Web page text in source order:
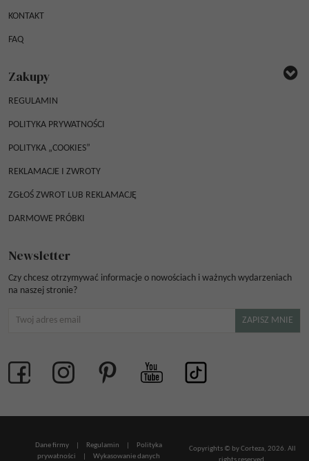
KONTAKT
FAQ
Zakupy
REGULAMIN
POLITYKA PRYWATNOŚCI
POLITYKA „COOKIES”
REKLAMACJE I ZWROTY
ZGŁOŚ ZWROT LUB REKLAMACJĘ
DARMOWE PRÓBKI
Newsletter
Czy chcesz otrzymywać informacje o nowościach i ważnych wydarzeniach
na naszej stronie?
Copyrights © by Corteza, 2026. All
Dane firmy Regulamin
Polityka
prywatności
Wykasowanie danych